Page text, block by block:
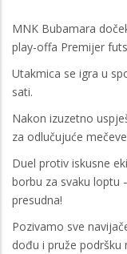
MNK Bubamara
play-offa Premijer
Utakmica se igra u
sati.
Nakon izuzetno
za odlučujuće
Duel protiv iskusne
borbu za svaku loptu
presudna!
Pozivamo sve
dođu i pruže